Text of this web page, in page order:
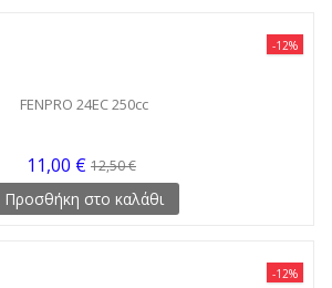
-12%
FENPRO 24EC 250cc
11,00 € 12,50 €
Προσθήκη στο καλάθι
-12%